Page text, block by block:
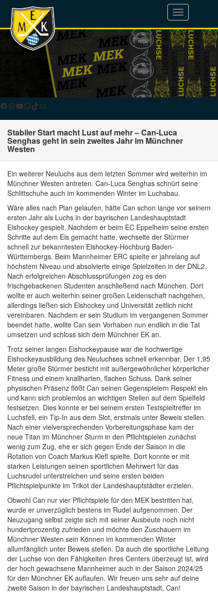
Toggle
navigation
Facebook
Instagram
YouTube
WhatsApp
TikTok
E-Mail
Stabiler Start macht Lust auf mehr – Can-Luca
Senghas geht in sein zweites Jahr im Münchner
Westen
Ein weiterer Neuluchs aus dem letzten Sommer wird weiterhin im
Münchner Westen antreten. Can-Luca Senghas schnürt seine
Schlittschuhe auch im kommenden Winter im Luchsbau.
Wäre alles nach Plan gelaufen, hätte Can schon lange vor seinem
ersten Jahr als Luchs in der bayrischen Landeshauptstadt
Eishockey gespielt. Nachdem er beim EC Eppelheim seine ersten
Schritte auf dem Eis gemacht hatte, wechselte der Stürmer
schnell zur bekanntesten Eishockey-Hochburg Baden-
Württembergs. Beim Mannheimer ERC spielte er jahrelang auf
höchstem Niveau und absolvierte einige Spielzeiten in der DNL2.
Nach erfolgreichen Abschlussprüfungen zog es den
frischgebackenen Studenten anschließend nach München. Dort
wollte er auch weiterhin seiner großen Leidenschaft nachgehen,
allerdings ließen sich Eishockey und Universität zeitlich nicht
vereinbaren. Nachdem er sein Studium im vergangenen Sommer
beendet hatte, wollte Can sein Vorhaben nun endlich in die Tat
umsetzen und schloss sich dem Münchner EK an.
Trotz seiner langen Eishockeypause war die hochwertige
Eishockeyausbildung des Neuluchses schnell erkennbar. Der 1,95
Meter große Stürmer besticht mit außergewöhnlicher körperlicher
Fitness und einem knallharten, flachen Schuss. Dank seiner
physischen Präsenz flößt Can seinen Gegenspielern Respekt ein
und kann sich problemlos an wichtigen Stellen auf dem Spielfeld
festsetzen. Dies konnte er bei seinem ersten Testspieltreffer im
Luchsfell, ein Tip-In aus dem Slot, erstmals unter Beweis stellen.
Nach einer vielversprechenden Vorbereitungsphase kam der
neue Titan im Münchner Sturm in den Pflichtspielen zunächst
wenig zum Zug, ehe er sich gegen Ende der Saison in die
Rotation von Coach Markus Kiefl spielte. Dort konnte er mit
starken Leistungen seinen sportlichen Mehrwert für das
Luchsrudel unterstreichen und seine ersten beiden
Pflichtspielpunkte im Trikot der Landeshauptstädter erzielen.
Obwohl Can nur vier Pflichtspiele für den MEK bestritten hat,
wurde er unverzüglich bestens im Rudel aufgenommen. Der
Neuzugang selbst zeigte sich mit seiner Ausbeute noch nicht
hundertprozentig zufrieden und möchte den Zuschauern im
Münchner Westen sein Können im kommenden Winter
allumfänglich unter Beweis stellen. Da auch die sportliche Leitung
der Luchse von den Fähigkeiten ihres Centers überzeugt ist, wird
der hoch gewachsene Mannheimer auch in der Saison 2024/25
für den Münchner EK auflaufen. Wir freuen uns sehr auf deine
zweite Saison in der bayrischen Landeshauptstadt, Can!